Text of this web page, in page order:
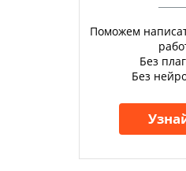
Поможем
Без
Без